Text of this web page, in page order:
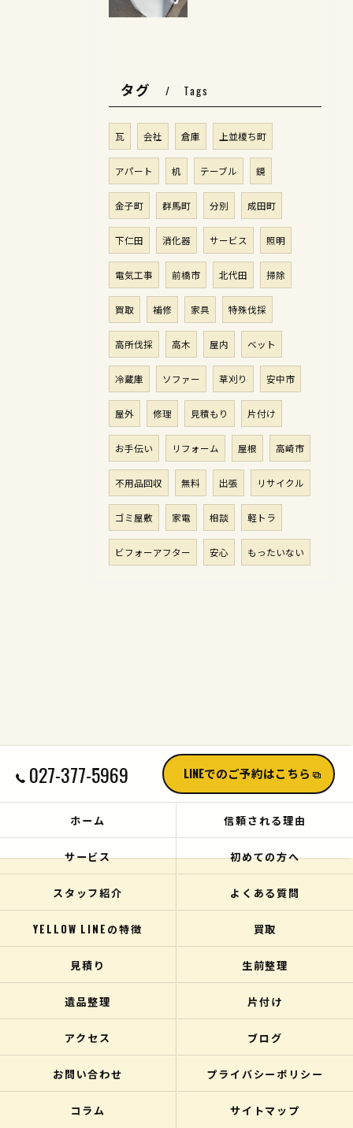
タグ Tags
瓦 会社 倉庫 上並榎ち町
アパート 机 テーブル 鏡
金子町 群馬町 分別 成田町
下仁田 消化器 サービス 照明
電気工事 前橋市 北代田 掃除
買取 補修 家具 特殊伐採
高所伐採 高木 屋内 ベット
冷蔵庫 ソファー 草刈り 安中市
屋外 修理 見積もり 片付け
お手伝い リフォーム 屋根 高崎市
不用品回収 無料 出張 リサイクル
ゴミ屋敷 家電 相談 軽トラ
ビフォーアフター 安心 もったいない
027-377-5969 LINEでのご予約はこちら
ホーム 信頼される理由
サービス 初めての方へ
スタッフ紹介 よくある質問
YELLOW LINEの特徴 買取
見積り 生前整理
遺品整理 片付け
アクセス ブログ
お問い合わせ プライバシーポリシー
コラム サイトマップ